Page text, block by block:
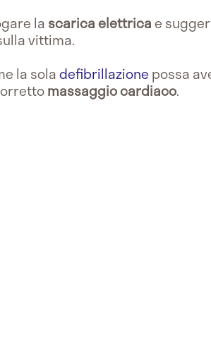
la scarica elettricae
vittima.
la soladefibrillazione possa
massaggio cardiaco.